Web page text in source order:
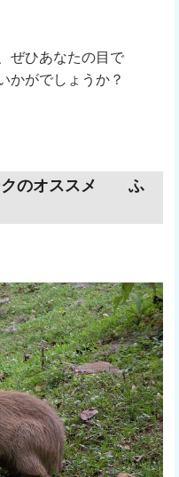
ぜひあなたの目で
かがでしょうか？
クのオススメ ふ